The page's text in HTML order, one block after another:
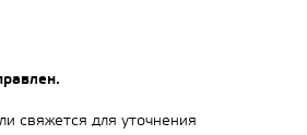
свяжется для уточнения